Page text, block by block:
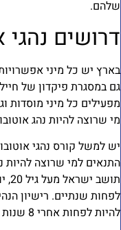
נהגי
יש כל מיני אפשרויות
במסגרת פיקדון של
כל מיני מוסדות
שרוצה להיות נהג
למשל קורס נהגי
למי שרוצה להיות
שנתיים. רישיון
לפחות אחרי 8 שנות לימוד.